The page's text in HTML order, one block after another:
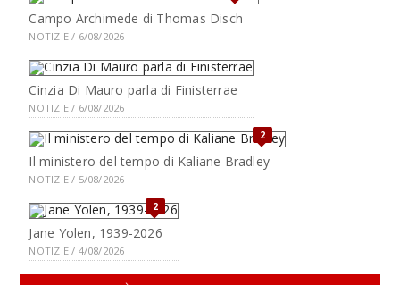
Campo Archimede di Thomas Disch
NOTIZIE / 6/08/2026
Cinzia Di Mauro parla di Finisterrae
NOTIZIE / 6/08/2026
2
Il ministero del tempo di Kaliane Bradley
NOTIZIE / 5/08/2026
2
Jane Yolen, 1939-2026
NOTIZIE / 4/08/2026